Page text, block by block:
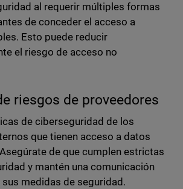
al requerir múltiples formas
de conceder el acceso a
Esto puede reducir
el riesgo de acceso no
riesgos de proveedores
de ciberseguridad de los
que tienen acceso a datos
de que cumplen estrictas
y mantén una comunicación
medidas de seguridad.